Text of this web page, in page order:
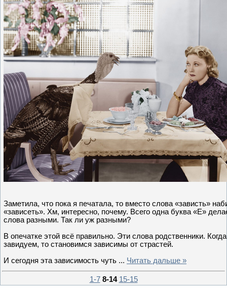
Заметила, что пока я печатала, то вместо слова «зависть»
«зависеть». Хм, интересно, почему. Всего одна буква «Е»
слова разными. Так ли уж разными?
В опечатке этой всё правильно. Эти слова родственники.
завидуем, то становимся зависимы от страстей.
И сегодня эта зависимость чуть ... Читать дальше »
1-7 8-14 15-15